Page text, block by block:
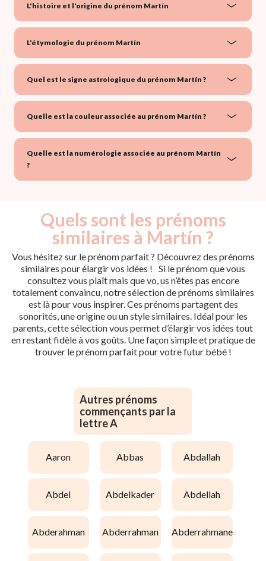
L'histoire et l'origine du prénom Martín
L'étymologie du prénom Martín
Quel est le signe astrologique du prénom Martín ?
Quelle est la couleur associée au prénom Martín ?
Quelle est la numérologie associée au prénom Martín
?
Quels sont les prénoms
similaires à Martín ?
Vous hésitez sur le prénom parfait ? Découvrez des prénoms
similaires pour élargir vos idées ! Si le prénom que vous
consultez vous plaît mais que vo, us n’êtes pas encore
totalement convaincu, notre sélection de prénoms similaires
est là pour vous inspirer. Ces prénoms partagent des
sonorités, une origine ou un style similaires. Idéal pour les
parents, cette sélection vous permet d’élargir vos idées tout
en restant fidèle à vos goûts. Une façon simple et pratique de
trouver le prénom parfait pour votre futur bébé !
Autres prénoms
commençants par la
lettre A
aaron abbas abdallah
abdel abdelkader abdellah
abderahman abderrahman abderrahmane